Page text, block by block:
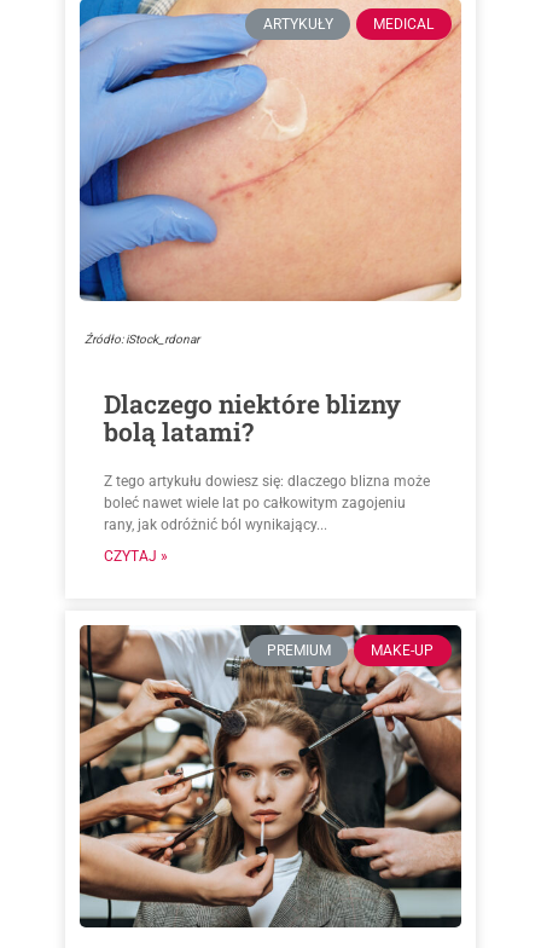
ARTYKUŁY MEDICAL
Źródło: iStock_rdonar
Dlaczego niektóre blizny
bolą latami?
Z tego artykułu dowiesz się: dlaczego blizna może
boleć nawet wiele lat po całkowitym zagojeniu
rany, jak odróżnić ból wynikający...
CZYTAJ »
PREMIUM MAKE-UP